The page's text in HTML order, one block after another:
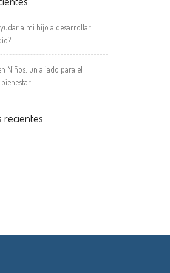
a mi hijo a desarrollar
Niños: un aliado para el
recientes